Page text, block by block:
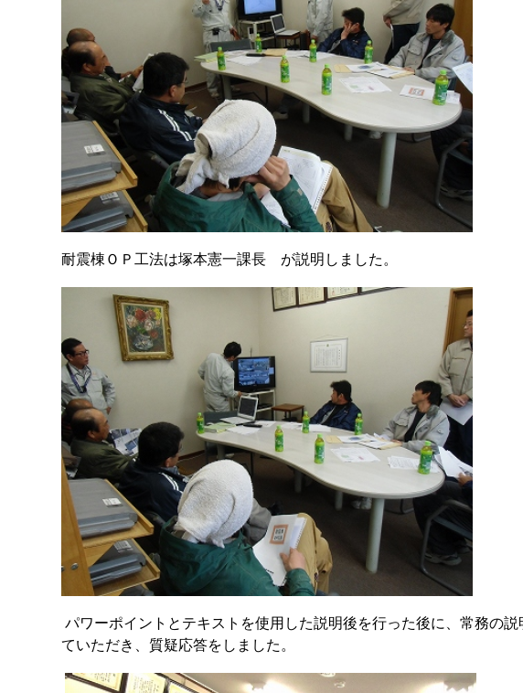
耐震棟ＯＰ工法は塚本憲一課長 が説明しました。
パワーポイントとテキストを使用した説明後を行った後に、常務の
ていただき、質疑応答をしました。